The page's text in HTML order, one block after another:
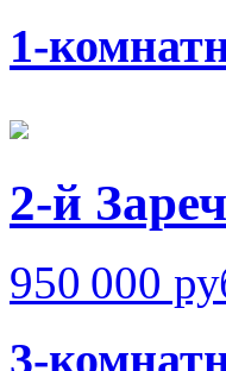
1-
2-й
950 000
3-